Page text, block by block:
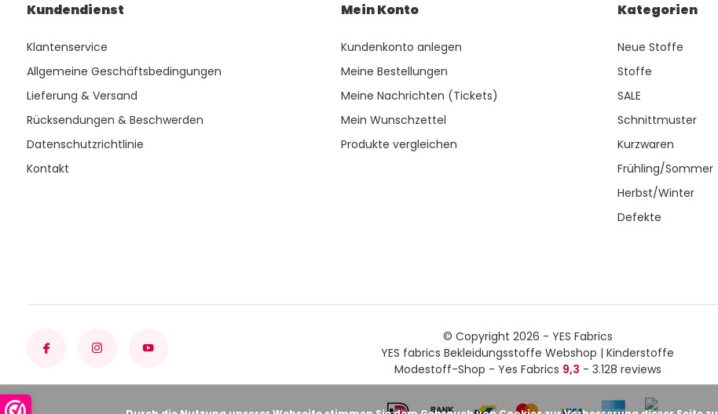
Kundendienst
Klantenservice
Allgemeine Geschäftsbedingungen
Lieferung & Versand
Rücksendungen & Beschwerden
Datenschutzrichtlinie
Kontakt
Mein Konto
Kundenkonto anlegen
Meine Bestellungen
Meine Nachrichten (Tickets)
Mein Wunschzettel
Produkte vergleichen
Kategorien
Neue Stoffe
Stoffe
SALE
Schnittmuster
Kurzwaren
Frühling/Sommer
Herbst/Winter
Defekte
© Copyright 2026 - YES Fabrics
YES fabrics Bekleidungsstoffe Webshop | Kinderstoffe
Modestoff-Shop - Yes Fabrics 9,3 - 3.128 reviews